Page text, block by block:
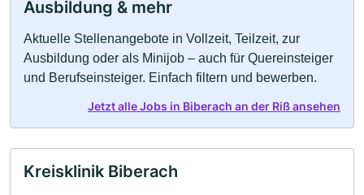
Ausbildung & mehr
Aktuelle Stellenangebote in Vollzeit, Teilzeit, zur
Ausbildung oder als Minijob – auch für Quereinsteiger
und Berufseinsteiger. Einfach filtern und bewerben.
Jetzt alle Jobs in Biberach an der Riß ansehen
Kreisklinik Biberach